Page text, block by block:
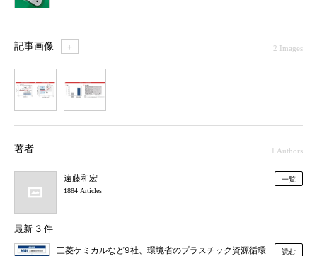
記事画像 ＋ 2 Images
著者 1 Authors
遠藤和宏
1884 Articles
一覧
最新 3 件
三菱ケミカルなど9社、環境省のプラスチック資源循環
読む